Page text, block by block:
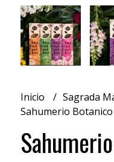
Inicio Sagrada
Sahumerio Botanico